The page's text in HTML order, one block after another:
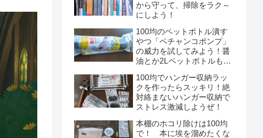
から守って、掃除をラク～
にしよう！
100均のペットボトル潰す
やつ「ペチャンコポンプ」
の威力を試してみよう！醤
油とか2Lペットボトルもい
100均でハンガー収納ラッ
クを作ったらスッキリ！絶
対絡まないハンガー収納で
ストレス激減しようぜ！
本棚のホコリ除けは100均
で！ 本に埃を溜めたくな